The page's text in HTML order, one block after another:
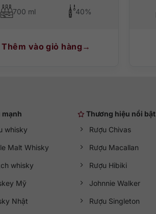
700 ml 40%
Thêm vào giỏ hàng
mạnh
whisky
Malt Whisky
whisky
Mỹ
Nhật
Thương hiệu nổi bật
Rượu Chivas
Rượu Macallan
Rượu Hibiki
Johnnie Walker
Rượu Singleton